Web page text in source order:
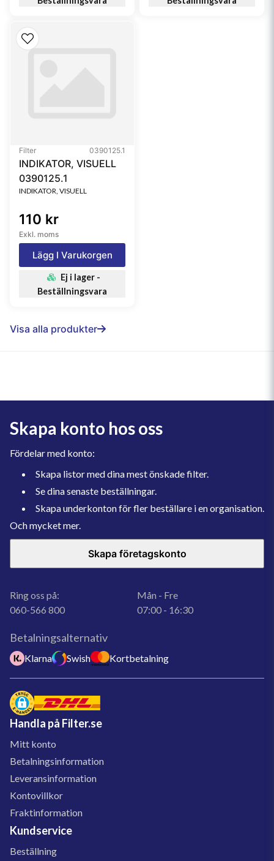
Filter 0390125.1
INDIKATOR, VISUELL
0390125.1
INDIKATOR, VISUELL
110 kr
Exkl. moms
Lägg I Varukorgen
Ej i lager -
Beställningsvara
Visa alla produkter
Skapa konto hos oss
Fördelar med konto:
Skapa listor med dina mest önskade filter.
Se dina senaste beställningar.
Skapa underkonton för fler beställare i en organisation.
Och mycket mer.
Skapa företagskonto
Ring oss på:
060-566 800
Mån - Fre
07:00 - 16:30
Betalningsalternativ
Klarna Swish Kortbetalning
Handla på Filter.se
Mitt konto
Betalningsinformation
Leveransinformation
Kontovillkor
Fraktinformation
Kundservice
Beställning